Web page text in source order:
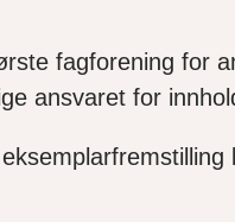
fagforening for
ansvaret for